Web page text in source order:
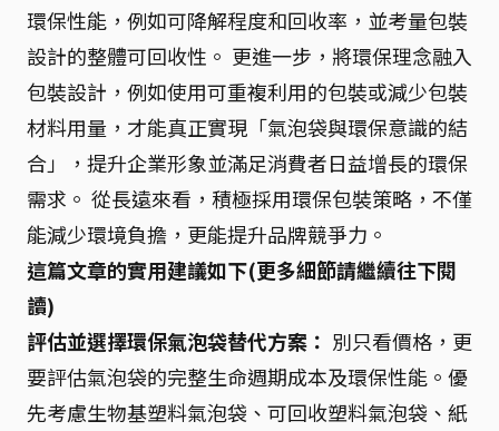
環保性能，例如可降解程度和回收率，並考量包裝
設計的整體可回收性。 更進一步，將環保理念融入
包裝設計，例如使用可重複利用的包裝或減少包裝
材料用量，才能真正實現「氣泡袋與環保意識的結
合」，提升企業形象並滿足消費者日益增長的環保
需求。 從長遠來看，積極採用環保包裝策略，不僅
能減少環境負擔，更能提升品牌競爭力。
這篇文章的實用建議如下(更多細節請繼續往下閱
讀)
評估並選擇環保氣泡袋替代方案： 別只看價格，更
要評估氣泡袋的完整生命週期成本及環保性能。優
先考慮生物基塑料氣泡袋、可回收塑料氣泡袋、紙